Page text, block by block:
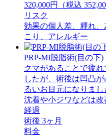
320,000円（税込
リスク
効果の個人差、腫れ
こり、アレルギー
PRP-MI脱脂術(目の下)
クマがあることで疲
したが、術後は凹凸
るいお目元になりま
沈着や小ジワなどは
経過
術後 3ヶ月
料金